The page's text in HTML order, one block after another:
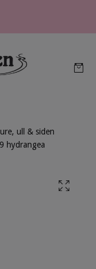
ull & siden
hydrangea